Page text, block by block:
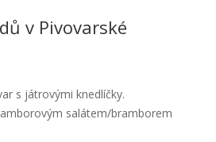
v Pivovarské
s játrovými knedlíčky.
salátem/bramborem